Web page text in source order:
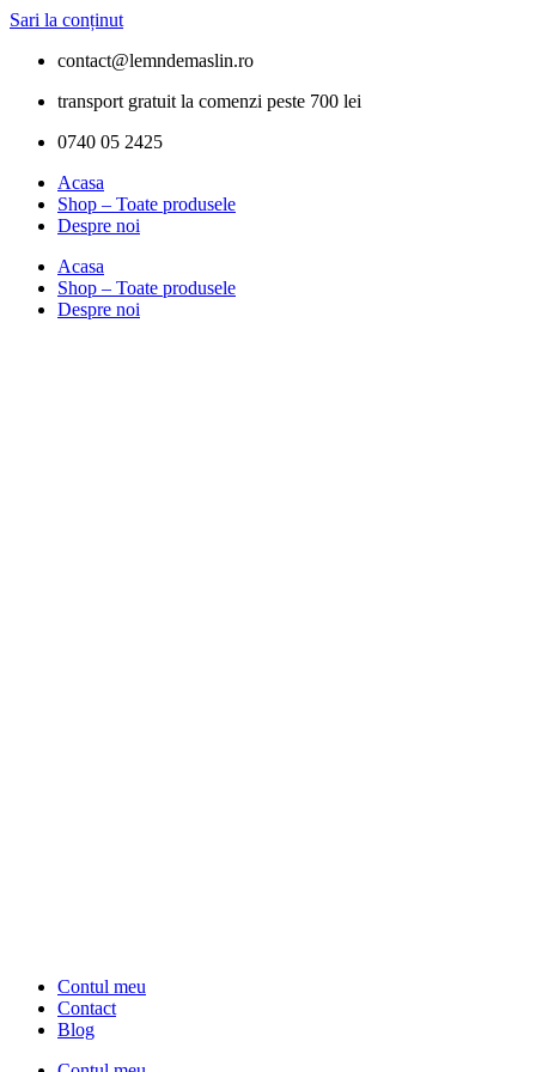
Sari la conținut
contact@lemndemaslin.ro
transport gratuit la comenzi peste 700 lei
0740 05 2425
Acasa
Shop – Toate produsele
Despre noi
Acasa
Shop – Toate produsele
Despre noi
Contul meu
Contact
Blog